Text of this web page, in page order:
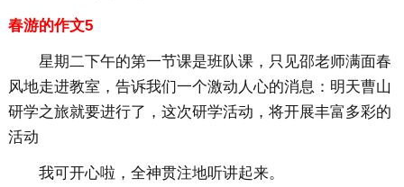
春游的作文5
星期二下午的第一节课是班队课，只见邵老师满面春
风地走进教室，告诉我们一个激动人心的消息：明天曹山
研学之旅就要进行了，这次研学活动，将开展丰富多彩的
活动
我可开心啦，全神贯注地听讲起来。